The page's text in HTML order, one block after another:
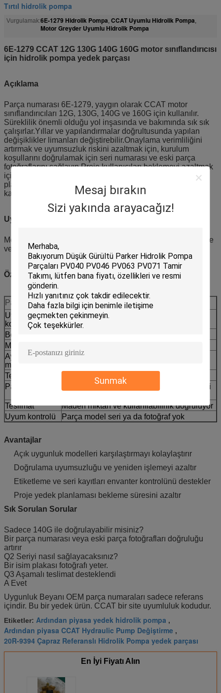
Mesaj bırakın
Sizi yakında arayacağız!
Sunmak
Tırtıl hidrolik pompa
Vurgulamak:6E-1279 Hidrolik Pompa, CCAT Uyumlu Hidrolik Pompa,
Motor Greyder Uyumlu Hidrolik Pompa
6E-1279 CCAT 12G 130G 140G 160G motor sınıflandırıcısı
için hidrolik pompa yedek parçası
Açıklama
Parça numarası 6E-1279, yaygın olarak CCAT motor
sınıflandırıcıları 12G, 130G, 140G ve 160G için kullanılır.
Süreklilik önemli olduğu yol inşasında ve bakımında sık sık
çalışırlar.Yıllar ve yapılandırmalar doğrultusunda yapılan
değişiklikler limanları değiştirebilir.Onaylama verimliliğini
artırmak ve uyumsuzluk riskini azaltmak için, kurulum
koşullarını doğrulamak için seri numarası ve eski parça
fotoğraflarını sağlayın.Proje kullanıcıları beklemeyi azaltmak
için filo boyutuna ve kullanıma göre yedek miktarı
planlayabilirAtölyeler stok kontrolünü iyileştirmek için parti
kayıtları ile parça numaralı listelerle stok yapabilirler.
Uygulama
Motor sınıflandırıcıları için bakım, onarım, önleyici değiştirme
ve proje yedek hazırlığı.
Özellikler
Parametreler
Değer
Uyumluluk
kodu
CCAT
Bölüm No.
Makine tipi
Ayarlama
modelleri
12G 130G 140G 160G
Tedarik türü
Ardından piyasaya sunulan yedekleme
Paketleme
Pas geçirmez ihracat ambalajı etiketlemesi
Teslimat
Maden miktarı ve kullanılabilirlik doğruluyor
Uyum kontrolü
Parça model seri ya da fotoğraf yok
Avantajlar
Açık uygunluk modelleri karşılaştırmayı kolaylaştırır
Doğrulama uyumsuzluğu ve yeniden işlemeyi azaltır
Etiketleme ve seri kayıtları envanter kontrolünü destekler
Proje yedek planlaması bekleme süresini azaltır
Sık Sorulan Sorular
Sadece 140G ile doğrulayabilir misiniz?
Bir parça numarası veya eski parça fotoğrafları doğruluğu
artırır
Q2 Seriyi nasıl sağlayacaksınız?
Bir isim plakası fotoğrafı yeter.
Q3 Aşamalı teslimat desteklendi
A Evet
Uygunluk Beyanı OEM parça numaraları sadece referans
içindir. Bu bir yedek ürün. CCAT bir site uyumluluk kodudur.
Etiketler: Ardından piyasa yedek hidrolik pompa ,
Ardından piyasa CCAT Hydraulic Pump Değiştirme ,
20R-9394 Çapraz Referanslı Hidrolik Pompa yedek parçası
En İyi Fiyatı Alın